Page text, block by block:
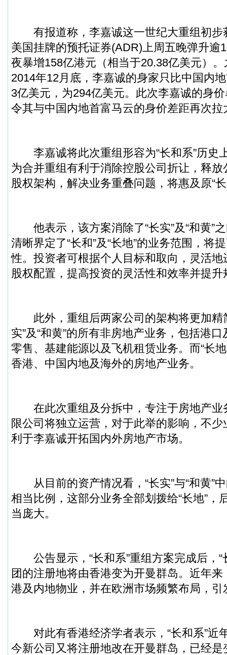
有报道称，李嘉诚这一世纪大重组初步
美国挂牌的预托证券(ADR)上周五晚弹升逾
夜暴增158亿港元（相当于20.38亿美元）
2014年12月底，李嘉诚的身家只比中国内
3亿美元，为294亿美元。此次李嘉诚的身
令其与中国内地首富马云的身价差距再次拉
李嘉诚将此次重组形容为“长和系”历史
为合并重组有利于消除控股公司折让，释
股权架构，解决业务重叠问题，将惠及原“
他表示，该方案消除了“长实”及“和黄”
清晰界定了“长和”及“长地”的业务范围，将
性。投资者可根据个人目标和取向，灵活地
股权配置，提高投资的灵活性和效率并提升
此外，重组后两家公司的架构将更加精
实”及“和黄”的所有非房地产业务，包括港
零售、基建能源以及飞机租赁业务。而“长
香港、中国内地及海外的房地产业务。
在此次重组及分拆中，专注于房地产业
限公司将独立运营，对于此举的影响，不
利于李嘉诚开拓国内外房地产市场。
从目前的资产情况看，“长实”与“和黄”
相当比例，这部分业务全部划拨给“长地”，
当庞大。
公告显示，“长和系”重组方案完成后，“
团的注册地将由香港变为开曼群岛。近年
港及内地物业，并在欧洲市场频繁布局，引
对此有香港经济学者表示，“长和系”近
今新公司又将注册地改在开曼群岛，已经是